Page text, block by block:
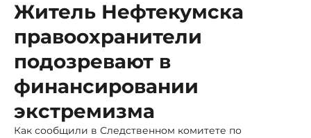
Житель Нефтекумска
правоохранители
подозревают в
финансировании
экстремизма
Как сообщили в Следственном комитете по